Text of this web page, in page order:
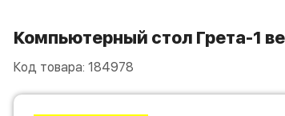
Компьютерный стол Грета-1
Код товара: 184978